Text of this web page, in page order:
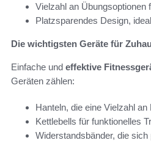
Vielzahl an Übungsoptionen
Platzsparendes Design,
Die wichtigsten Geräte für
Einfache und effektive
Geräten zählen:
Hanteln, die eine Vielzahl
Kettlebells für funktionelles
Widerstandsbänder, die